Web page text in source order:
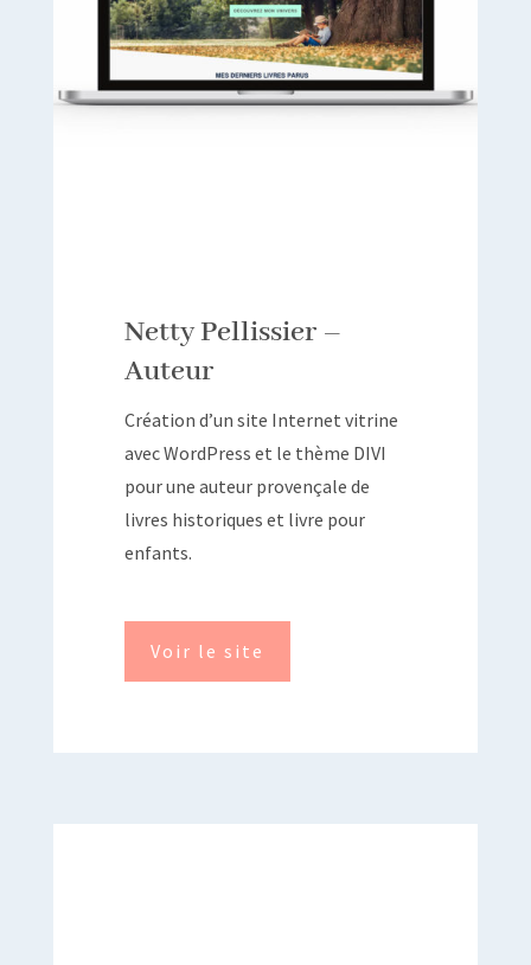
Netty Pellissier –
Auteur
Création d’un site Internet vitrine
avec WordPress et le thème DIVI
pour une auteur provençale de
livres historiques et livre pour
enfants.
Voir le site